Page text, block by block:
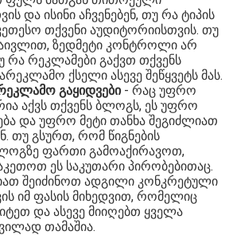
და ისინი აჩვენებენ, თუ რა ტიპის
თქვენი აუდიტორიისთვის. თუ
ზედმეტი კონტროლი არ
რა რეკლამები გაქვთ თქვენს
ქსელი ასევე შეწყვეტს მას.
გაყიდვები - რაც უფრო
აქვს თქვენს ბლოგს, ეს უფრო
და უფრო მეტი თანხა შეგიძლიათ
თუ გსურთ, რომ წიგნების
ფართი გამოაქირავოთ,
ეს საკუთარი პირობებითაც.
შეიძინოთ ადგილი კონკრეტული
იმ ფასის მიხედვით, რომელიც
და ასევე მიიღებთ ყველა
თამაშია.